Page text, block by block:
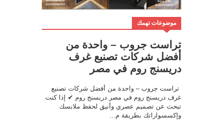
موضوعات تهمك
تراست جروب – واحدة من
أفضل شركات تصنيع غرف
دريسنج روم في مصر
تراست جروب – واحدة من أفضل شركات تصنيع
غرف دريسنج روم في مصر دريسنج روم ✔ إذا كنت
تبحث عن تصميم عصري وأنيق لحفظ ملابسك
وإكسسواراتك بطريقة م...